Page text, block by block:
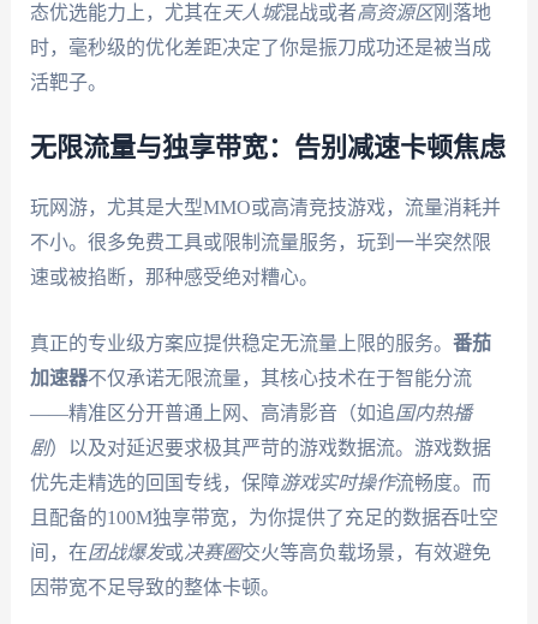
态优选能力上，尤其在天人城混战或者高资源区刚落地
时，毫秒级的优化差距决定了你是振刀成功还是被当成
活靶子。
无限流量与独享带宽：告别减速卡顿焦虑
玩网游，尤其是大型MMO或高清竞技游戏，流量消耗并
不小。很多免费工具或限制流量服务，玩到一半突然限
速或被掐断，那种感受绝对糟心。
真正的专业级方案应提供稳定无流量上限的服务。 番茄
加速器不仅承诺无限流量，其核心技术在于智能分流
——精准区分开普通上网、高清影音（如追国内热播
剧）以及对延迟要求极其严苛的游戏数据流。游戏数据
优先走精选的回国专线，保障游戏实时操作流畅度。而
且配备的100M独享带宽，为你提供了充足的数据吞吐空
间，在团战爆发或决赛圈交火等高负载场景，有效避免
因带宽不足导致的整体卡顿。